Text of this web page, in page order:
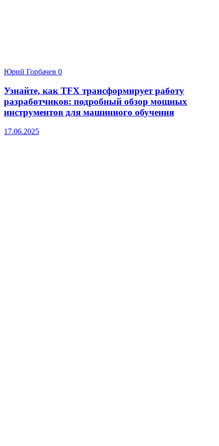
Юрий Горбачев 0
Узнайте, как TFX трансформирует работу
разработчиков: подробный обзор мощных
инструментов для машинного обучения
17.06.2025